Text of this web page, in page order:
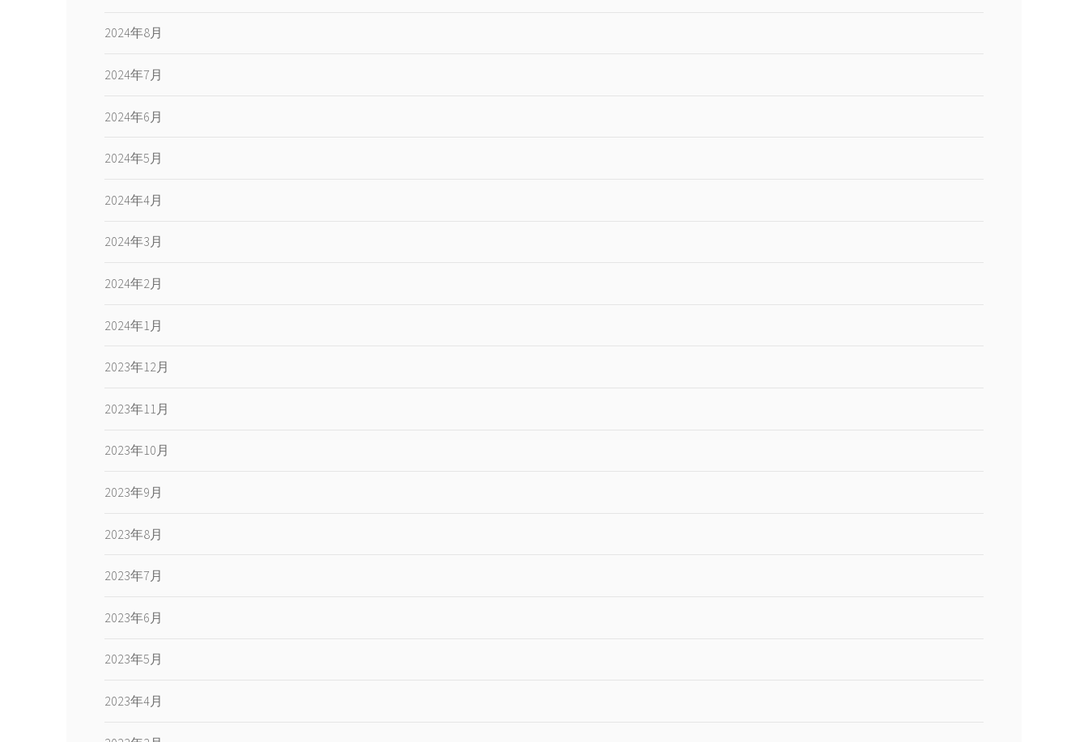
2024年8月
2024年7月
2024年6月
2024年5月
2024年4月
2024年3月
2024年2月
2024年1月
2023年12月
2023年11月
2023年10月
2023年9月
2023年8月
2023年7月
2023年6月
2023年5月
2023年4月